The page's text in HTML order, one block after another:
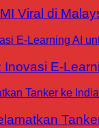
Viral di
E-